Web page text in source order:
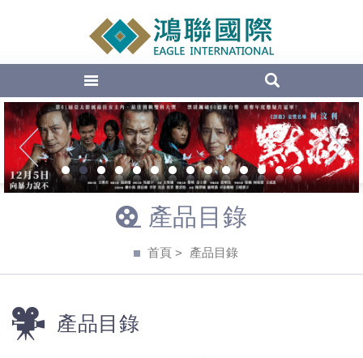
1 2 3 4 5 6 7 8 9 1011121314
產品目錄
首頁 產品目錄
產品目錄